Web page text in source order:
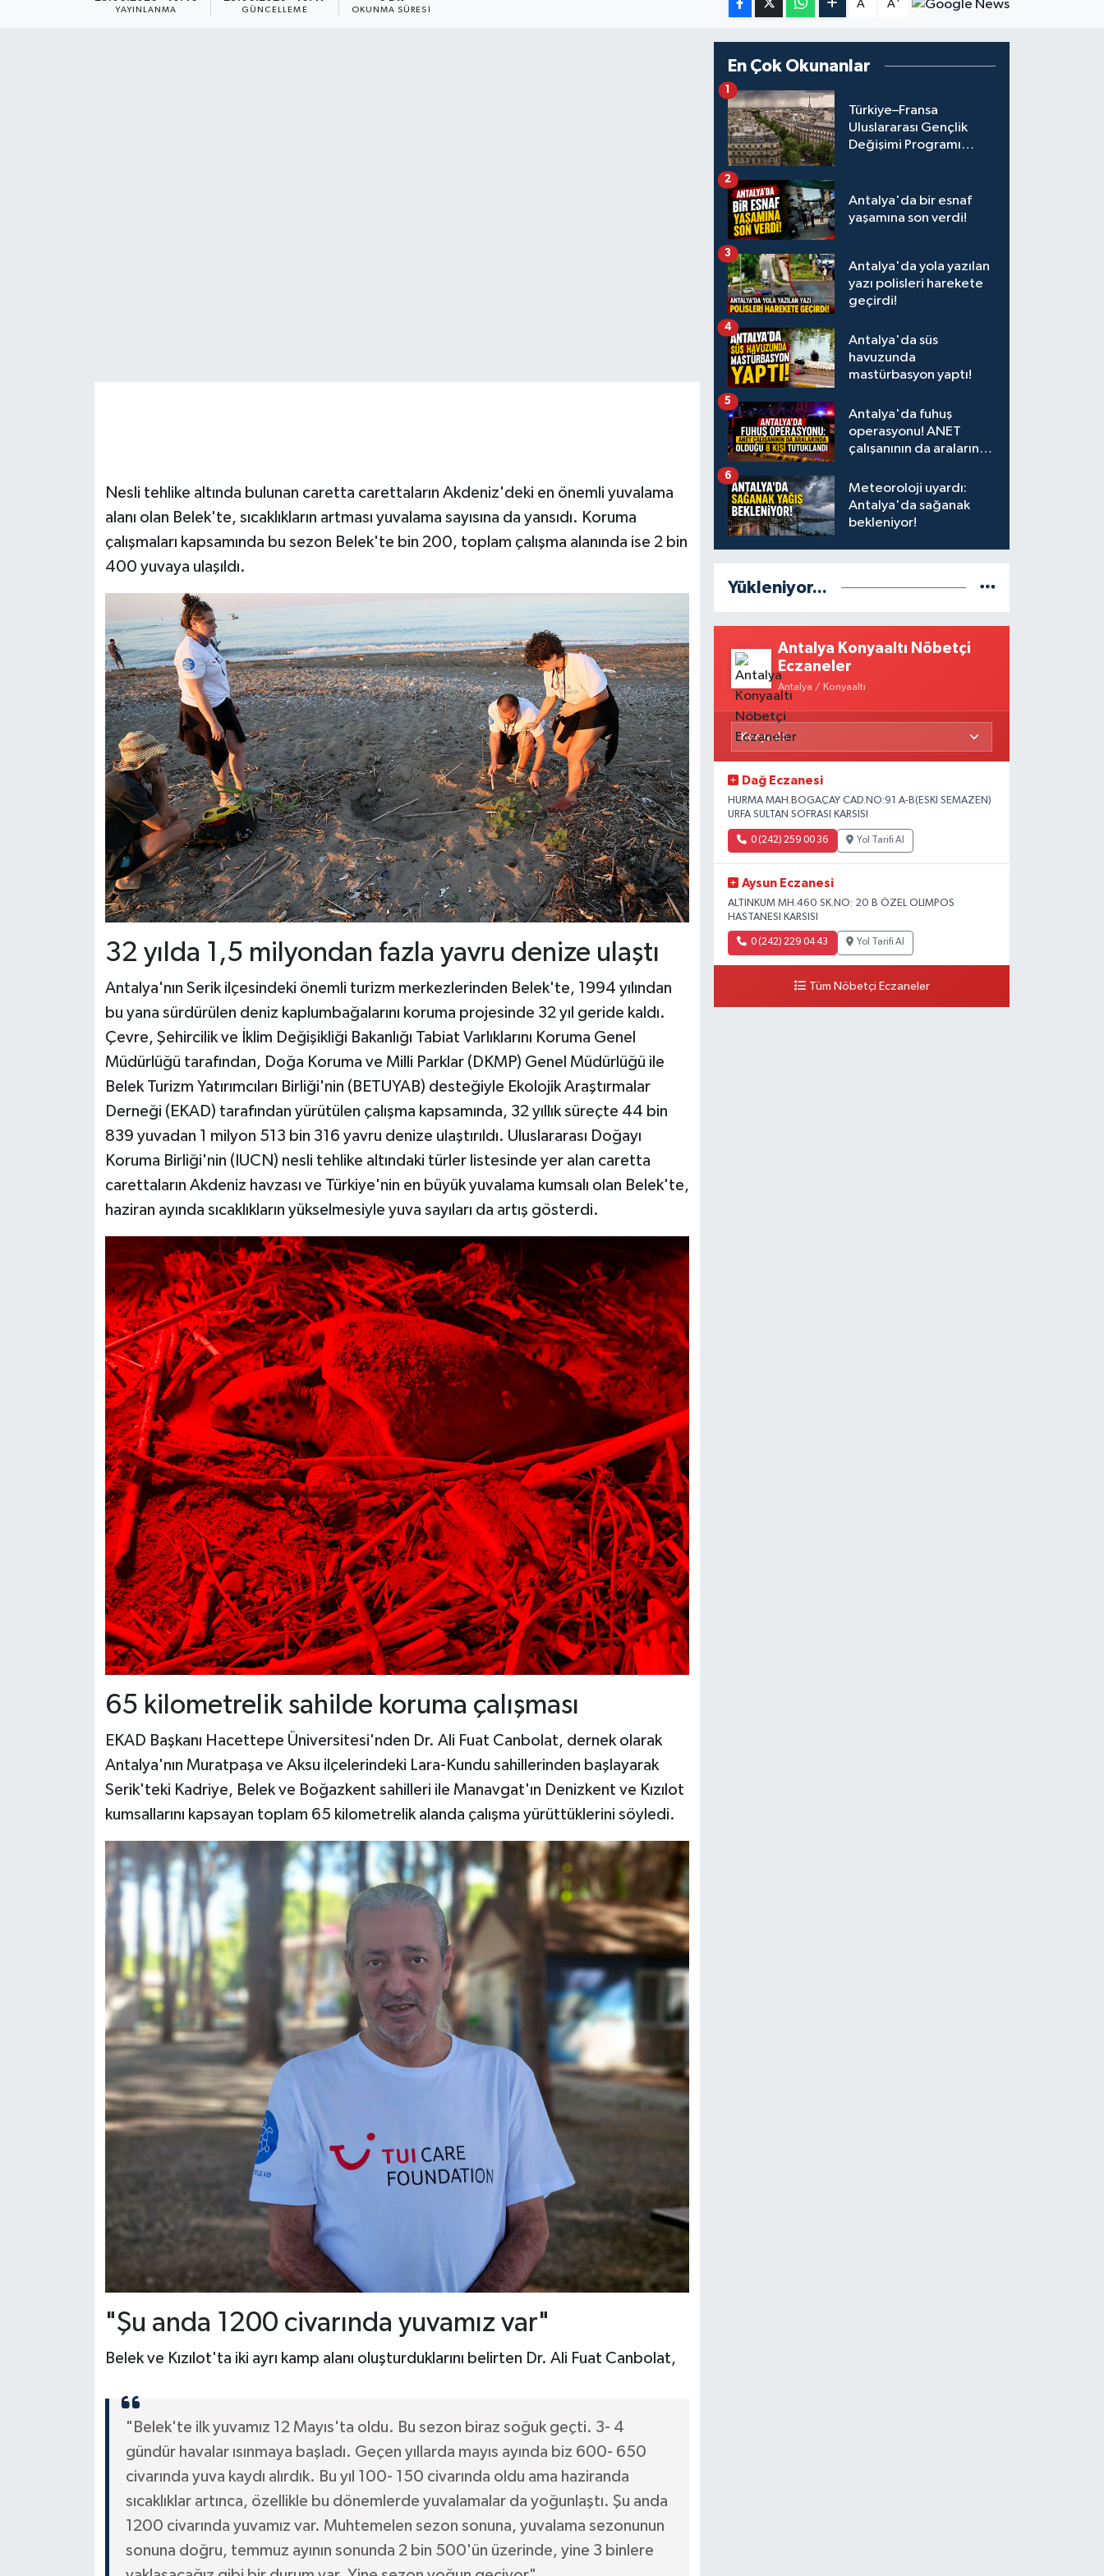
YAYINLANMA GÜNCELLEME OKUNMA SÜRESI
A A
Nesli tehlike altında bulunan caretta carettaların Akdeniz'deki en önemli yuvalama
alanı olan Belek'te, sıcaklıkların artması yuvalama sayısına da yansıdı. Koruma
çalışmaları kapsamında bu sezon Belek'te bin 200, toplam çalışma alanında ise 2 bin
400 yuvaya ulaşıldı.
32 yılda 1,5 milyondan fazla yavru denize ulaştı
Antalya'nın Serik ilçesindeki önemli turizm merkezlerinden Belek'te, 1994 yılından
bu yana sürdürülen deniz kaplumbağalarını koruma projesinde 32 yıl geride kaldı.
Çevre, Şehircilik ve İklim Değişikliği Bakanlığı Tabiat Varlıklarını Koruma Genel
Müdürlüğü tarafından, Doğa Koruma ve Milli Parklar (DKMP) Genel Müdürlüğü ile
Belek Turizm Yatırımcıları Birliği'nin (BETUYAB) desteğiyle Ekolojik Araştırmalar
Derneği (EKAD) tarafından yürütülen çalışma kapsamında, 32 yıllık süreçte 44 bin
839 yuvadan 1 milyon 513 bin 316 yavru denize ulaştırıldı. Uluslararası Doğayı
Koruma Birliği'nin (IUCN) nesli tehlike altındaki türler listesinde yer alan caretta
carettaların Akdeniz havzası ve Türkiye'nin en büyük yuvalama kumsalı olan Belek'te,
haziran ayında sıcaklıkların yükselmesiyle yuva sayıları da artış gösterdi.
65 kilometrelik sahilde koruma çalışması
EKAD Başkanı Hacettepe Üniversitesi'nden Dr. Ali Fuat Canbolat, dernek olarak
Antalya'nın Muratpaşa ve Aksu ilçelerindeki Lara-Kundu sahillerinden başlayarak
Serik'teki Kadriye, Belek ve Boğazkent sahilleri ile Manavgat'ın Denizkent ve Kızılot
kumsallarını kapsayan toplam 65 kilometrelik alanda çalışma yürüttüklerini söyledi.
"Şu anda 1200 civarında yuvamız var"
Belek ve Kızılot'ta iki ayrı kamp alanı oluşturduklarını belirten Dr. Ali Fuat Canbolat,
"Belek'te ilk yuvamız 12 Mayıs'ta oldu. Bu sezon biraz soğuk geçti. 3- 4
gündür havalar ısınmaya başladı. Geçen yıllarda mayıs ayında biz 600- 650
civarında yuva kaydı alırdık. Bu yıl 100- 150 civarında oldu ama haziranda
sıcaklıklar artınca, özellikle bu dönemlerde yuvalamalar da yoğunlaştı. Şu anda
1200 civarında yuvamız var. Muhtemelen sezon sonuna, yuvalama sezonunun
sonuna doğru, temmuz ayının sonunda 2 bin 500'ün üzerinde, yine 3 binlere
En Çok Okunanlar
Türkiye–Fransa
Uluslararası Gençlik
Değişimi Programı
1
Antalya'da bir esnaf
yaşamına son verdi!
2
Antalya'da yola yazılan
yazı polisleri harekete
geçirdi!
3
Antalya'da süs
havuzunda
mastürbasyon yaptı!
4
Antalya'da fuhuş
operasyonu! ANET
çalışanının da aralarında
5
Meteoroloji uyardı:
Antalya'da sağanak
bekleniyor!
6
Yükleniyor...
Antalya Konyaaltı Nöbetçi
Eczaneler
Antalya / Konyaaltı
Dağ Eczanesi
HURMA MAH.BOGAÇAY CAD.NO:91 A-B(ESKI SEMAZEN)
URFA SULTAN SOFRASI KARSISI
0 (242) 259 00 36 Yol Tarifi Al
Aysun Eczanesi
ALTINKUM MH.460 SK.NO: 20 B ÖZEL OLIMPOS
HASTANESI KARSISI
0 (242) 229 04 43 Yol Tarifi Al
Tüm Nöbetçi Eczaneler